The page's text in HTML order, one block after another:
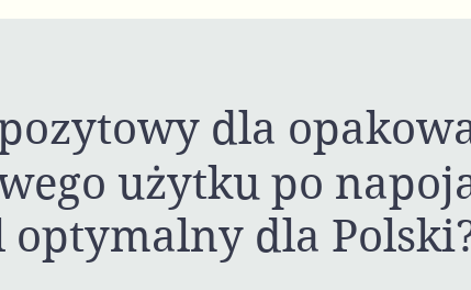
dla
użytku po
optymalny dla